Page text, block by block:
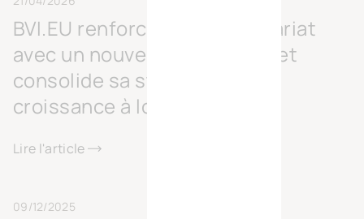
BVI.EU renforce son actionnariat
avec un nouvel investisseur et
consolide sa stratégie de
croissance à long terme
Lire l'article
09/12/2025